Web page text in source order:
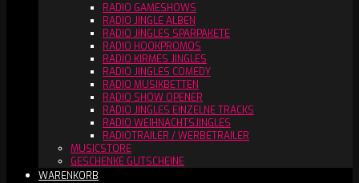
RADIO GAMESHOWS
RADIO JINGLE ALBEN
RADIO JINGLES SPARPAKETE
RADIO HOOKPROMOS
RADIO KIRMES JINGLES
RADIO JINGLES COMEDY
RADIO MUSIKBETTEN
RADIO SHOW OPENER
RADIO JINGLES EINZELNE TRACKS
RADIO WEIHNACHTSJINGLES
RADIOTRAILER / WERBETRAILER
MUSICSTORE
GESCHENKE GUTSCHEINE
WARENKORB